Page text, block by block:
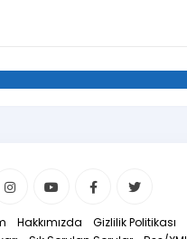
Hakkımızda
Gizlilik Politikası